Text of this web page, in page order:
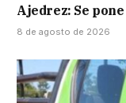
Ajedrez: Se
8 de agosto de 2026